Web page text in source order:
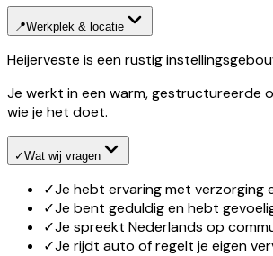
📍Werkplek & locatie
Heijerveste is een rustig
Je werkt in een warm, gestructureerde
wie je het doet.
✓Wat wij vragen
✓Je hebt ervaring met verzorging
✓Je bent geduldig en hebt
✓Je spreekt Nederlands op
✓Je rijdt auto of regelt je eigen